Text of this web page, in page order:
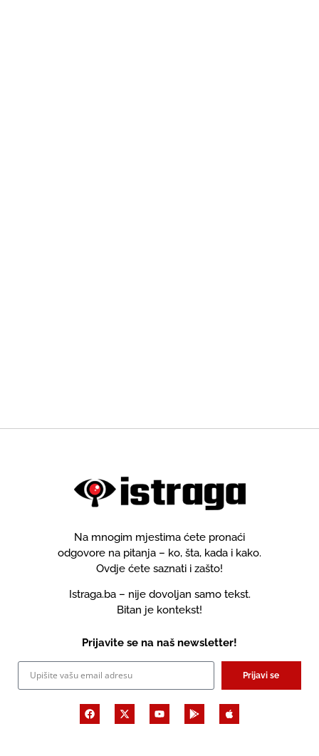
Na mnogim mjestima ćete pronaći
odgovore na pitanja – ko, šta, kada i kako.
Ovdje ćete saznati i zašto!
Istraga.ba – nije dovoljan samo tekst.
Bitan je kontekst!
Prijavite se na naš newsletter!
Prijavi se